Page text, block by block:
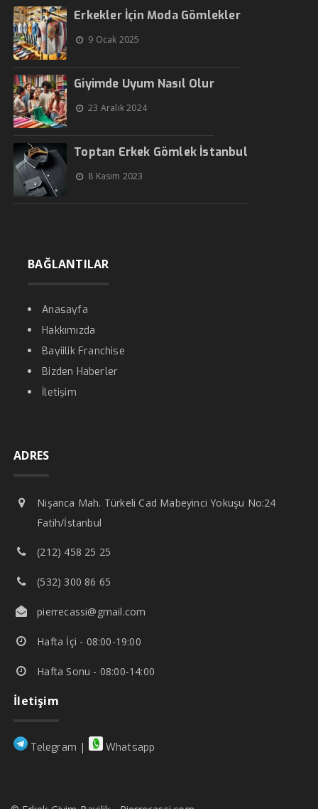
Erkekler İçin Moda Gömlekler
9 Ocak 2025
Giyimde Uyum Nasıl Olur
23 Aralık 2024
Toptan Erkek Gömlek İstanbul
8 Kasım 2023
BAĞLANTILAR
Anasayfa
Hakkımızda
Bayiilik Franchise
Bizden Haberler
İletişim
ADRES
Nişanca Mah. Türkeli Cad Mabeyinci Yokuşu No:24
Fatih/İstanbul
(212) 458 25 25
(532) 300 86 65
pierrecassi@gmail.com
Hafta İçi - 08:00-19:00
Hafta Sonu - 08:00-14:00
İletişim
Telegram | Whatsapp